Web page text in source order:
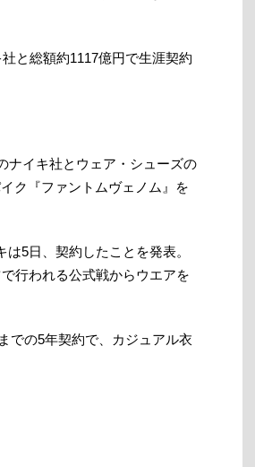
と総額約1117億円で生涯契約
ナイキ社とウェア・シューズの
ク『ファントムヴェノム』を
5日、契約したことを発表。
行われる公式戦からウエアを
での5年契約で、カジュアル衣